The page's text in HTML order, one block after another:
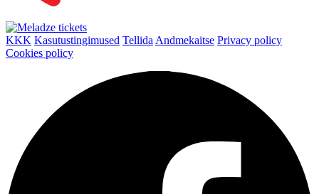
KKK Kasutustingimused TellidaAndmekaitse Privacy policy
Cookies policy